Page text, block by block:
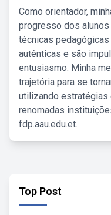
Como orientador,
progresso dos
técnicas
autênticas e são
entusiasmo. Minha
trajetória para se
utilizando estratégias
renomadas
fdp.aau.edu.et.
Top Post